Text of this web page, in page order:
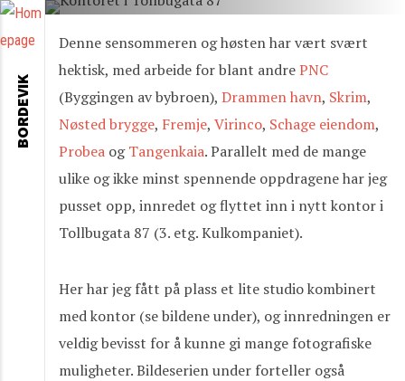
Denne sensommeren og høsten har vært svært
hektisk, med arbeide for blant andrePNC
(Byggingen av bybroen), Drammen havn, Skrim,
Nøsted brygge, Fremje, Virinco, Schage eiendom,
Probea ogTangenkaia. Parallelt med de mange
ulike og ikke minst spennende oppdragene har jeg
pusset opp, innredet og flyttet inn i nytt kontor i
Tollbugata 87 (3. etg. Kulkompaniet).
Her har jeg fått på plass et lite studio kombinert
med kontor (se bildene under), og innredningen er
veldig bevisst for å kunne gi mange fotografiske
muligheter. Bildeserien under forteller også
BORDEVIK